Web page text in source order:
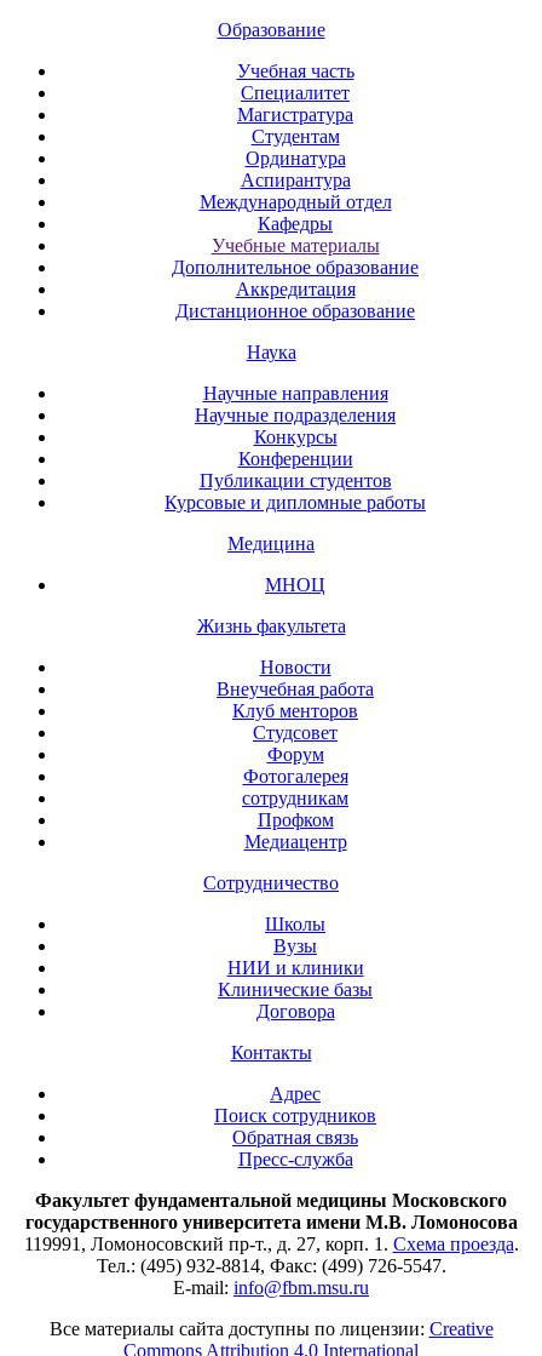
Образование
Учебная часть
Специалитет
Магистратура
Студентам
Ординатура
Аспирантура
Международный отдел
Кафедры
Учебные материалы
Дополнительное образование
Аккредитация
Дистанционное образование
Наука
Научные направления
Научные подразделения
Конкурсы
Конференции
Публикации студентов
Курсовые и дипломные работы
Медицина
МНОЦ
Жизнь факультета
Новости
Внеучебная работа
Клуб менторов
Студсовет
Форум
Фотогалерея
сотрудникам
Профком
Медиацентр
Сотрудничество
Школы
Вузы
НИИ и клиники
Клинические базы
Договора
Контакты
Адрес
Поиск сотрудников
Обратная связь
Пресс-служба
Факультет фундаментальной медицины Московского
государственного университета имени М.В. Ломоносова
119991, Ломоносовский пр-т., д. 27, корп. 1. Схема проезда.
Тел.: (495) 932-8814, Факс: (499) 726-5547.
E-mail: info@fbm.msu.ru
Все материалы сайта доступны по лицензии: Creative
Commons Attribution 4.0 International